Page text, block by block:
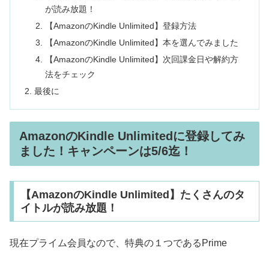
が読み放題！
【AmazonのKindle Unlimited】登録方法
【AmazonのKindle Unlimited】本を選んでみました
【AmazonのKindle Unlimited】次回課金日や解約方
法をチェック
最後に
AmazonのKindle Unlimitedに登録してみ
ました！キャンペーンは5/6迄！
【AmazonのKindle Unlimited】たくさんのタ
イトルが読み放題！
現在プライム会員なので、特典の１つであるPrime